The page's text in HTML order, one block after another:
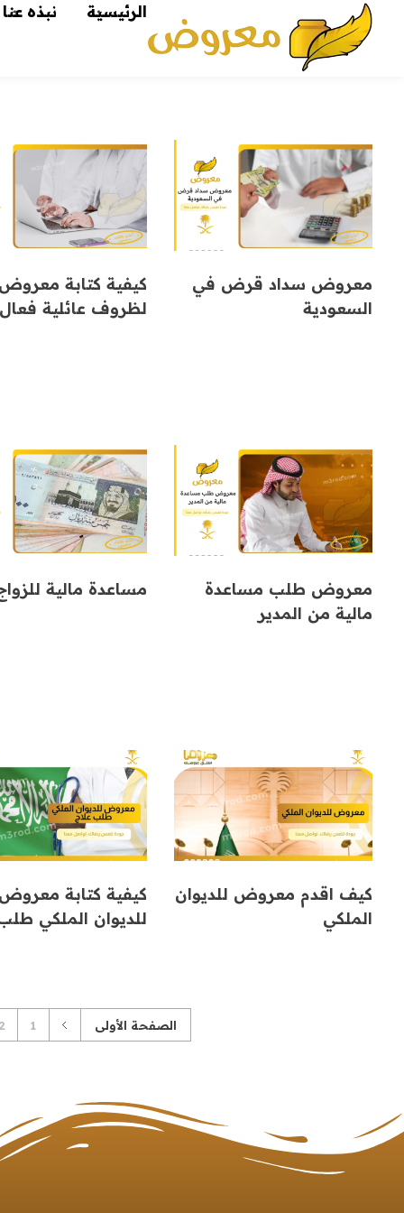
الرئيسية نبذه عنا
كيفية كتابة
لظروف عائلية فعال
معروض سداد قرض في
السعودية
مساعدة مالية
معروض طلب مساعدة
مالية من المدير
كيفية كتابة معروض
للديوان الملكي
كيف اقدم معروض للديوان
الملكي
الصفحة الأولى 1
2